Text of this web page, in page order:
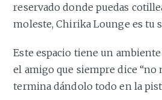
reservado donde puedas
moleste, Chirika Lounge es tu
Este espacio tiene un
el amigo que siempre dice “no
termina dándolo todo en la